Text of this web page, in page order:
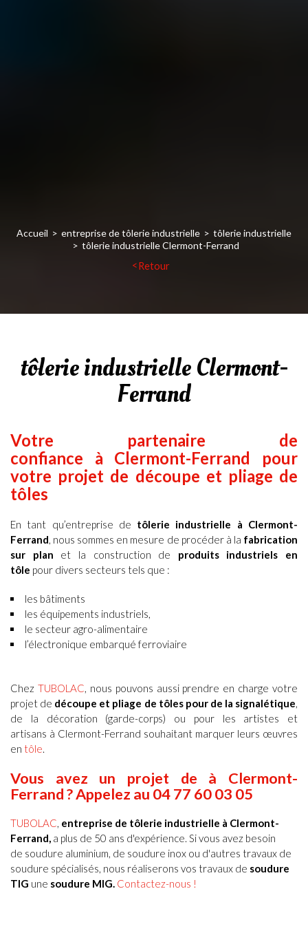
Accueil entreprise de tôlerie industrielle
tôlerie industrielle
tôlerie industrielle Clermont-Ferrand
Retour
tôlerie industrielle Clermont-
Ferrand
Votre partenaire de
confiance à Clermont-Ferrand pour
votre projet de découpe et pliage de
tôles
En tant qu’entreprise de tôlerie industrielle à Clermont-
Ferrand , nous sommes en mesure de procéder à la fabrication
sur plan et la construction de produits industriels en
tôle pour divers secteurs tels que :
les bâtiments
les équipements industriels,
le secteur agro-alimentaire
l’électronique embarqué ferroviaire
Chez TUBOLAC , nous pouvons aussi prendre en charge votre
projet de découpe et pliage de tôles pour de la signalétique
de la décoration (garde-corps) ou pour les artistes et
artisans à Clermont-Ferrand souhaitant marquer leurs œuvres
en tôle
Vous avez un projet de à Clermont-
Ferrand ? Appelez au 04 77 60 03 05
TUBOLAC entreprise de tôlerie industrielle à Clermont-
Ferrand a plus de 50 ans d'expérience. Si vous avez besoin
de soudure aluminium, de soudure inox ou d'autres travaux de
soudure spécialisés, nous réaliserons vos travaux de soudure
TIG une soudure MIG. Contactez-nous !